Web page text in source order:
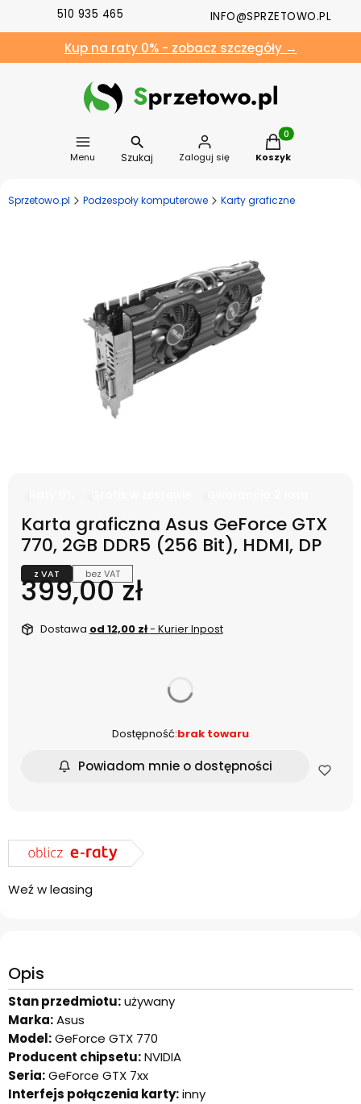
510 935 465 INFO@SPRZETOWO.PL
Kup na raty 0% - zobacz szczegóły →
Menu Szukaj Zaloguj się
Produkty w
Koszyk
Sprzetowo.pl Podzespoły komputerowe Karty graficzne
Karta graficzna Asus GeForce GTX
770, 2GB DDR5 (256 Bit), HDMI, DP
z VAT bez VAT
Cena
399,00 zł
Dostawa od 12,00 zł- Kurier Inpost
Dostępność:brak towaru
Powiadom mnie o dostępności
Weź w leasing
Opis
Stan przedmiotu:używany
Marka:Asus
Model:GeForce GTX 770
Producent chipsetu:NVIDIA
Seria:GeForce GTX 7xx
Interfejs połączenia karty:inny